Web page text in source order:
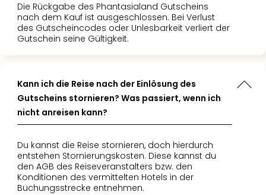
Die Rückgabe des Phantasialand Gutscheins
nach dem Kauf ist ausgeschlossen. Bei Verlust
des Gutscheincodes oder Unlesbarkeit verliert der
Gutschein seine Gültigkeit.
Kann ich die Reise nach der Einlösung des
Gutscheins stornieren? Was passiert, wenn ich
nicht anreisen kann?
Du kannst die Reise stornieren, doch hierdurch
entstehen Stornierungskosten. Diese kannst du
den AGB des Reiseveranstalters bzw. den
Konditionen des vermittelten Hotels in der
Buchungsstrecke entnehmen.